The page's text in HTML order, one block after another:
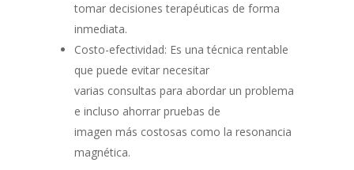
tomar decisiones terapéuticas de forma
inmediata.
Costo-efectividad: Es una técnica rentable
que puede evitar necesitar
varias consultas para abordar un problema
e incluso ahorrar pruebas de
imagen más costosas como la resonancia
magnética.